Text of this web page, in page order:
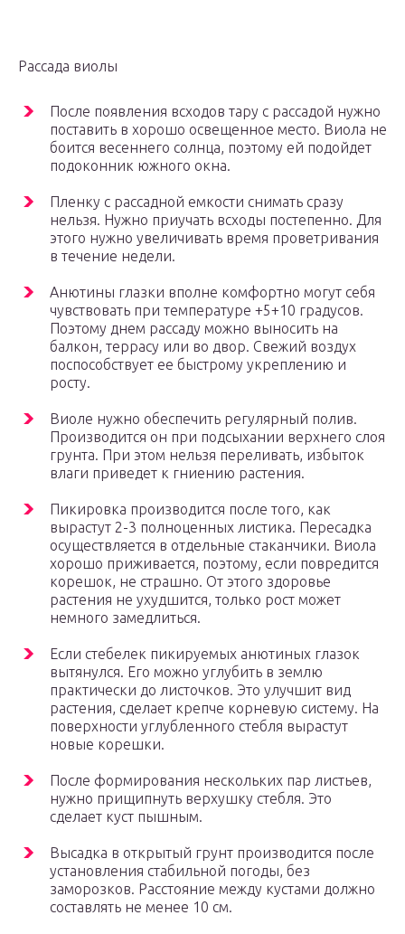
Рассада виолы
После появления всходов тару с рассадой нужно
поставить в хорошо освещенное место. Виола не
боится весеннего солнца, поэтому ей подойдет
подоконник южного окна.
Пленку с рассадной емкости снимать сразу
нельзя. Нужно приучать всходы постепенно. Для
этого нужно увеличивать время проветривания
в течение недели.
Анютины глазки вполне комфортно могут себя
чувствовать при температуре +5+10 градусов.
Поэтому днем рассаду можно выносить на
балкон, террасу или во двор. Свежий воздух
поспособствует ее быстрому укреплению и
росту.
Виоле нужно обеспечить регулярный полив.
Производится он при подсыхании верхнего слоя
грунта. При этом нельзя переливать, избыток
влаги приведет к гниению растения.
Пикировка производится после того, как
вырастут 2-3 полноценных листика. Пересадка
осуществляется в отдельные стаканчики. Виола
хорошо приживается, поэтому, если повредится
корешок, не страшно. От этого здоровье
растения не ухудшится, только рост может
немного замедлиться.
Если стебелек пикируемых анютиных глазок
вытянулся. Его можно углубить в землю
практически до листочков. Это улучшит вид
растения, сделает крепче корневую систему. На
поверхности углубленного стебля вырастут
новые корешки.
После формирования нескольких пар листьев,
нужно прищипнуть верхушку стебля. Это
сделает куст пышным.
Высадка в открытый грунт производится после
установления стабильной погоды, без
заморозков. Расстояние между кустами должно
составлять не менее 10 см.